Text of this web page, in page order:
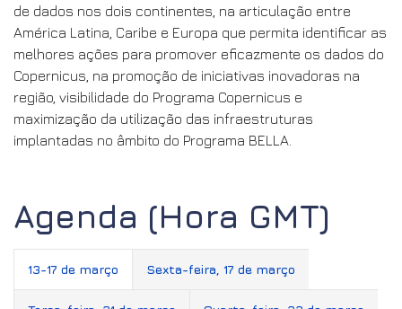
O Ideathon também procura ter impacto no
desenvolvimento de capacidades na coleta e utilização
de dados nos dois continentes, na articulação entre
América Latina, Caribe e Europa que permita identificar as
melhores ações para promover eficazmente os dados do
Copernicus, na promoção de iniciativas inovadoras na
região, visibilidade do Programa Copernicus e
Agenda (Hora GMT)